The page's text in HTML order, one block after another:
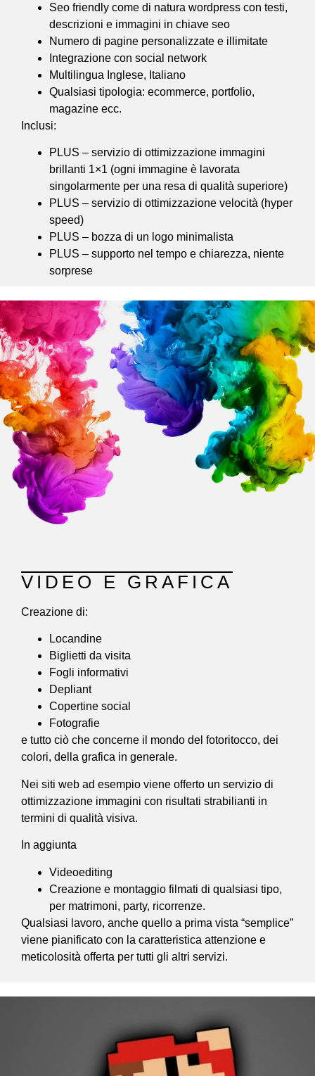
Seo friendly come di natura wordpress con testi,
descrizioni e immagini in chiave seo
Numero di pagine personalizzate e illimitate
Integrazione con social network
Multilingua Inglese, Italiano
Qualsiasi tipologia: ecommerce, portfolio,
magazine ecc.
Inclusi:
PLUS – servizio di ottimizzazione immagini
brillanti 1×1 (ogni immagine è lavorata
singolarmente per una resa di qualità superiore)
PLUS – servizio di ottimizzazione velocità (hyper
speed)
PLUS – bozza di un logo minimalista
PLUS – supporto nel tempo e chiarezza, niente
sorprese
VIDEO E GRAFICA
Creazione di:
Locandine
Biglietti da visita
Fogli informativi
Depliant
Copertine social
Fotografie
e tutto ciò che concerne il mondo del fotoritocco, dei
colori, della grafica in generale.
Nei siti web ad esempio viene offerto un servizio di
ottimizzazione immagini con risultati strabilianti in
termini di qualità visiva.
In aggiunta
Videoediting
Creazione e montaggio filmati di qualsiasi tipo,
per matrimoni, party, ricorrenze.
Qualsiasi lavoro, anche quello a prima vista “semplice”
viene pianificato con la caratteristica attenzione e
meticolosità offerta per tutti gli altri servizi.